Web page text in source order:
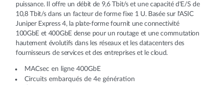
puissance. Il offre un débit de 9,6 Tbit/s et une capacité d'E/S de
10,8 Tbit/s dans un facteur de forme fixe 1 U. Basée sur l'ASIC
Juniper Express 4, la plate-forme fournit une connectivité
100GbE et 400GbE dense pour un routage et une commutation
hautement évolutifs dans les réseaux et les datacenters des
fournisseurs de services et des entreprises et le cloud.
MACsec en ligne 400GbE
Circuits embarqués de 4e génération